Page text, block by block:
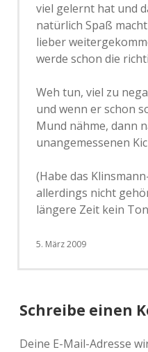
viel gelernt hat und
natürlich Spaß
lieber
werde schon die
Weh tun, viel zu
und wenn er schon
Mund nähme, dann
unangemessenen
(Habe das
allerdings nicht
längere Zeit kein
5. März 2009
Schreibe einen
Deine E-Mail-Adresse